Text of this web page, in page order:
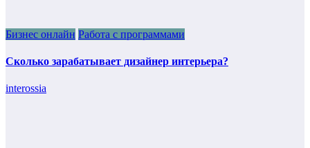
Бизнес онлайн Работа с программами
Сколько зарабатывает дизайнер интерьера?
interossia